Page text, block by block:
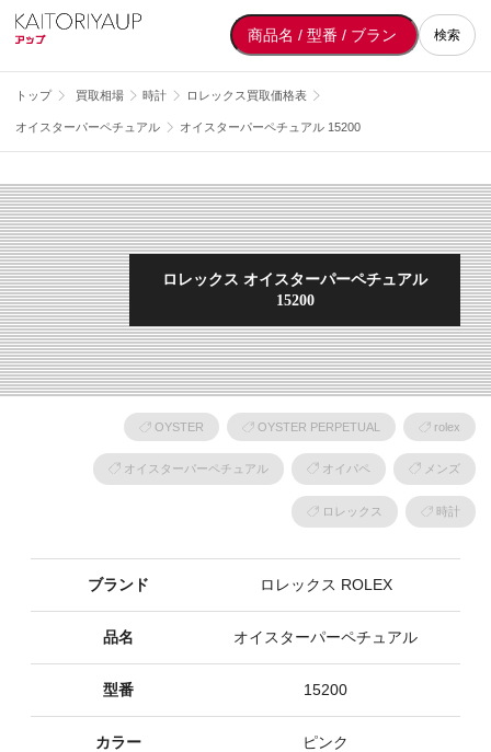
検索
トップ 買取相場 時計 ロレックス買取価格表
オイスターパーペチュアル オイスターパーペチュアル 15200
ロレックス オイスターパーペチュアル
15200
OYSTER OYSTER PERPETUAL rolex
オイスターパーペチュアル オイパペ メンズ
ロレックス 時計
ブランド ロレックス ROLEX
品名 オイスターパーペチュアル
型番 15200
カラー ピンク